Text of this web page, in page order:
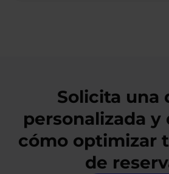
Solicita una
personalizada y
cómo optimizar
de